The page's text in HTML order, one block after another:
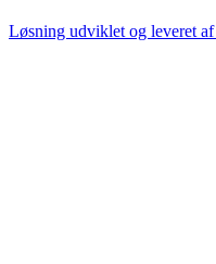
Løsning udviklet og leveret af